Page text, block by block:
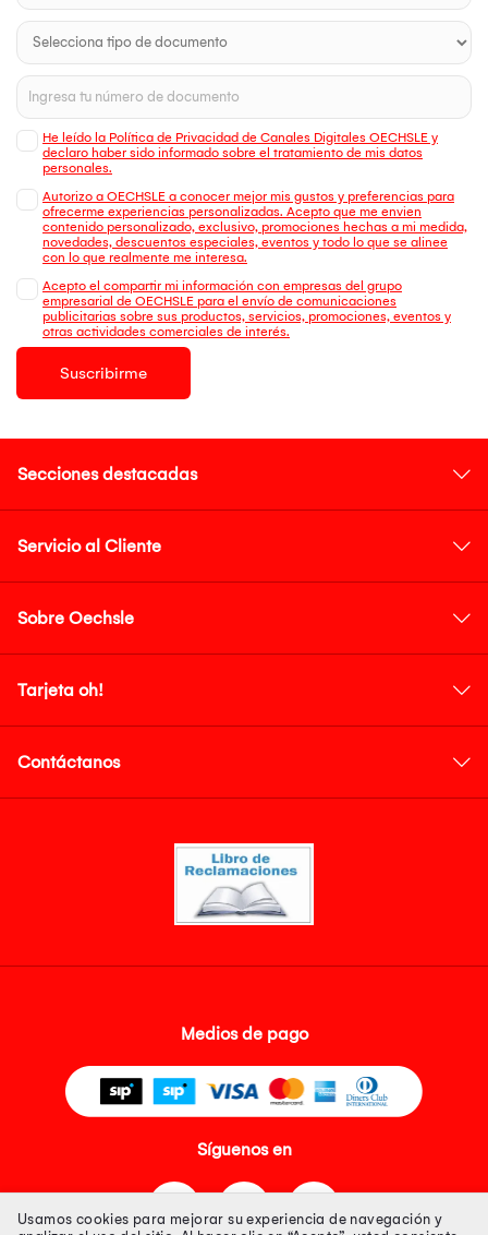
He leído la Política de Privacidad de Canales Digitales OECHSLE y
declaro haber sido informado sobre el tratamiento de mis datos
personales.
Autorizo a OECHSLE a conocer mejor mis gustos y preferencias para
ofrecerme experiencias personalizadas. Acepto que me envien
contenido personalizado, exclusivo, promociones hechas a mi medida,
novedades, descuentos especiales, eventos y todo lo que se alinee
con lo que realmente me interesa.
Acepto el compartir mi información con empresas del grupo
empresarial de OECHSLE para el envío de comunicaciones
publicitarias sobre sus productos, servicios, promociones, eventos y
otras actividades comerciales de interés.
Suscribirme
Secciones destacadas
Servicio al Cliente
Sobre Oechsle
Tarjeta oh!
Contáctanos
Medios de pago
Síguenos en
Usamos cookies para mejorar su experiencia de navegación y